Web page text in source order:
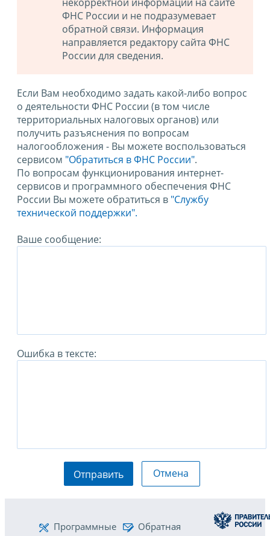
ФНС России и не подразумевает
обратной связи. Информация
направляется редактору сайта ФНС
России для сведения.
Если Вам необходимо задать какой-либо вопрос
о деятельности ФНС России (в том числе
территориальных налоговых органов) или
получить разъяснения по вопросам
налогообложения - Вы можете воспользоваться
сервисом "Обратиться в ФНС России".
По вопросам функционирования интернет-
сервисов и программного обеспечения ФНС
России Вы можете обратиться в "Службу
технической поддержки".
Ваше сообщение:
Ошибка в тексте:
Отправить Отмена
Программные
Обратная